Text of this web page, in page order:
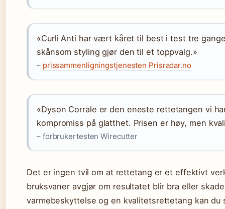
«Curli Anti har vært kåret til best i test tre
skånsom styling gjør den til et toppvalg.»
– prissammenligningstjenesten Prisradar.no
«Dyson Corrale er den eneste rettetangen vi
kompromiss på glatthet. Prisen er høy, men
– forbrukertesten Wirecutter
Det er ingen tvil om at rettetang er et effektivt
bruksvaner avgjør om resultatet blir bra eller
varmebeskyttelse og en kvalitetsrettetang kan